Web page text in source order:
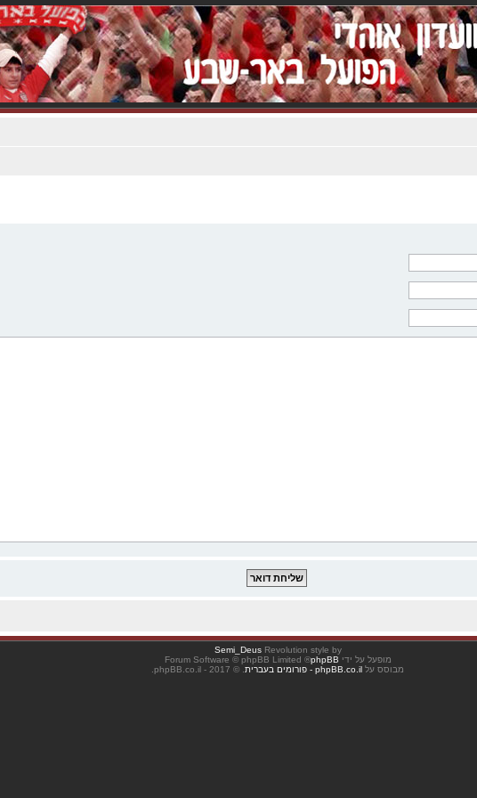
Revolution style by
Semi_Deus
מופעל על ידי phpBB
® Forum Software © phpBB Limited
מבוסס על phpBB.co.il - פורומים בעברית . © 2017 - phpBB.co.il.